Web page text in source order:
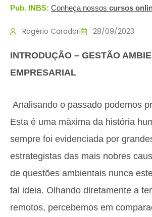
Pub. INBS: Conheça nossos cursos
Rogério Caradori 28/09/2023
INTRODUÇÃO – GESTÃO
EMPRESARIAL
Analisando o passado podemos
Esta é uma máxima da história
sempre foi evidenciada por
estrategistas das mais nobres
de questões ambientais nunca
tal ideia. Olhando diretamente a
remotos, percebemos em